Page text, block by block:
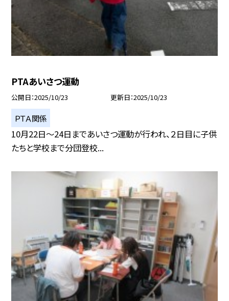
PTAあいさつ運動
公開日 2025/10/23 更新日 2025/10/23
ＰＴＡ関係
10月22日〜24日まであいさつ運動が行われ、２日目に子供
たちと学校まで分団登校...